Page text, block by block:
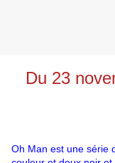
Du 23
Oh Man est une série